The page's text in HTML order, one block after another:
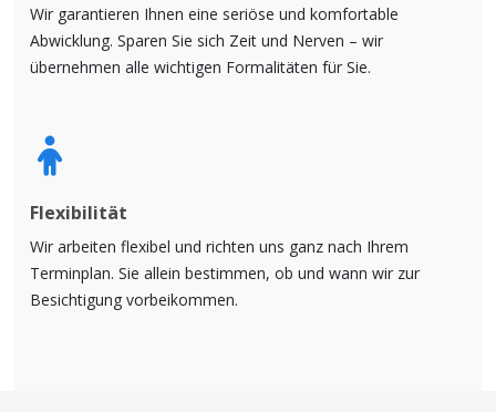
Wir garantieren Ihnen eine seriöse und komfortable
Abwicklung. Sparen Sie sich Zeit und Nerven – wir
übernehmen alle wichtigen Formalitäten für Sie.
Flexibilität
Wir arbeiten flexibel und richten uns ganz nach Ihrem
Terminplan. Sie allein bestimmen, ob und wann wir zur
Besichtigung vorbeikommen.